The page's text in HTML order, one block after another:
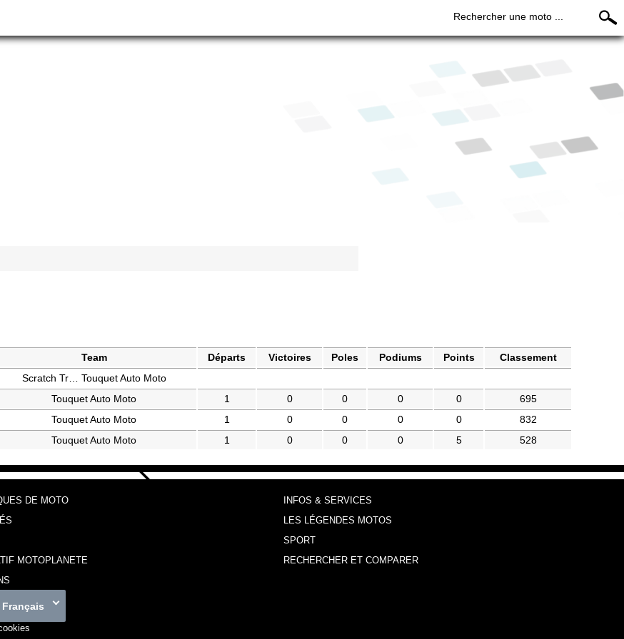
Rechercher une moto ...
Team Départs Victoires Poles Podiums Points
Classement
Scratch Tr… Touquet Auto Moto
Touquet Auto Moto 1 0 0 0 0
695
Touquet Auto Moto 1 0 0 0 0
832
Touquet Auto Moto 1 0 0 0 5 528
DE MOTO
INFOS & SERVICES
LES LÉGENDES MOTOS
SPORT
MOTOPLANETE
RECHERCHER ET COMPARER
Français